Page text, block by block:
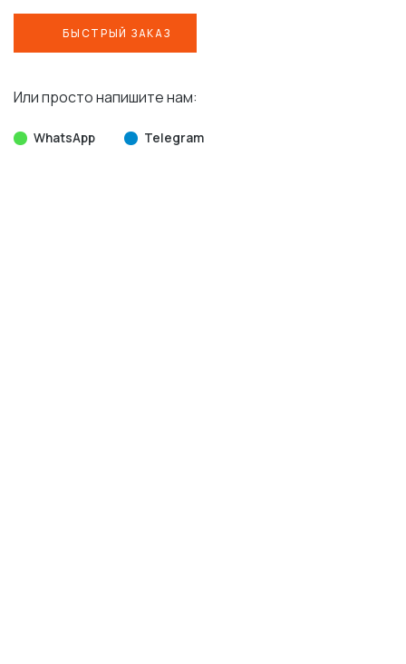
БЫСТРЫЙ ЗАКАЗ
Или просто напишите нам:
WhatsApp Telegram